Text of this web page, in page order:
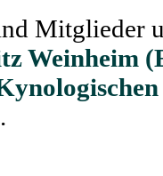
Mitglieder
Weinheim
.